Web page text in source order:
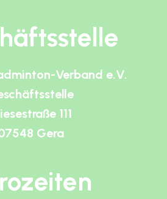
Verband e.V.
111
Gera